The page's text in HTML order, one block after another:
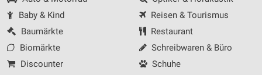
Baby & Kind
Baumärkte
Biomärkte
Discounter
Reisen & Tourismus
Restaurant
Schreibwaren & Büro
Schuhe